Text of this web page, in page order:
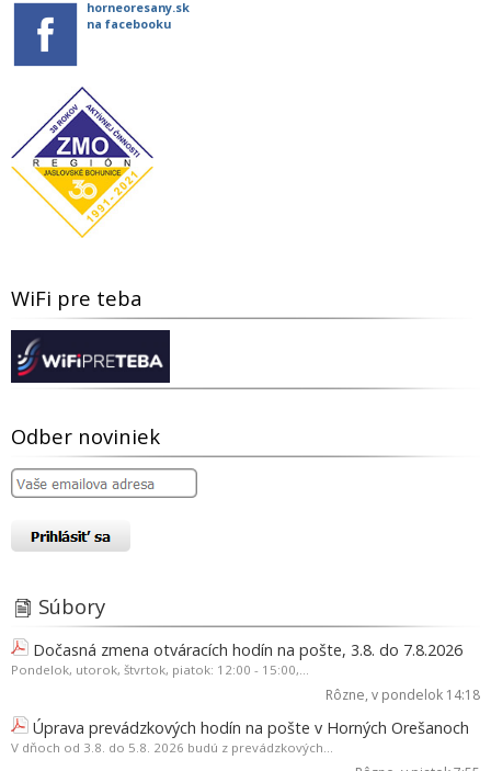
horneoresany.sk
na facebooku
WiFi pre teba
Odber noviniek
Súbory
Dočasná zmena otváracích hodín na pošte, 3.8. do 7.8.2026
Pondelok, utorok, štvrtok, piatok: 12:00 - 15:00,...
Rôzne, v pondelok 14:18
Úprava prevádzkových hodín na pošte v Horných Orešanoch
V dňoch od 3.8. do 5.8. 2026 budú z prevádzkových...